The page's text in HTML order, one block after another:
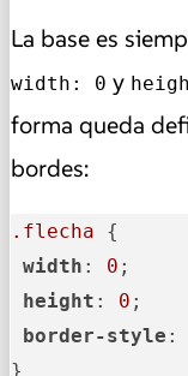
La base es
width: 0 y
forma queda
bordes:
.flecha {
width : 0 ;
height : 0 ;
border-style :
}